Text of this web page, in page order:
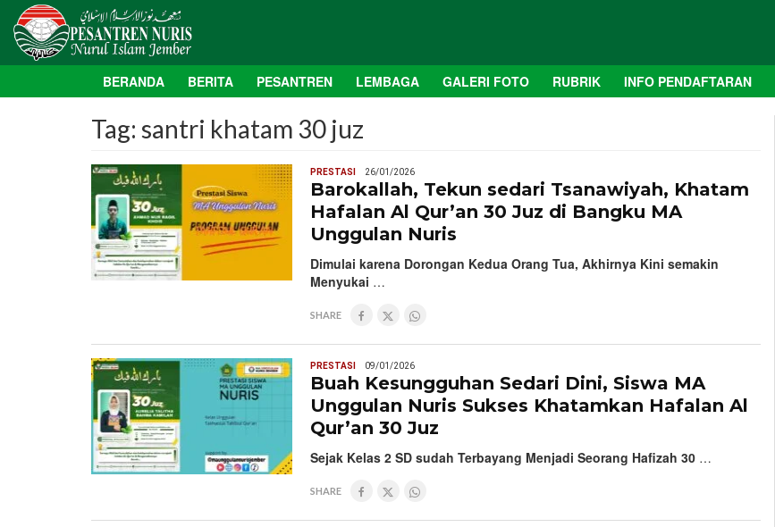
BERANDA BERITA PESANTREN LEMBAGA GALERI FOTO RUBRIK INFO PENDAFTARAN
Tag: santri khatam 30 juz
PRESTASI 26/01/2026
Barokallah, Tekun sedari Tsanawiyah, Khatam
Hafalan Al Qur’an 30 Juz di Bangku MA
Unggulan Nuris
Dimulai karena Dorongan Kedua Orang Tua, Akhirnya Kini semakin
Menyukai …
SHARE
PRESTASI 09/01/2026
Buah Kesungguhan Sedari Dini, Siswa MA
Unggulan Nuris Sukses Khatamkan Hafalan Al
Qur’an 30 Juz
Sejak Kelas 2 SD sudah Terbayang Menjadi Seorang Hafizah 30 …
SHARE